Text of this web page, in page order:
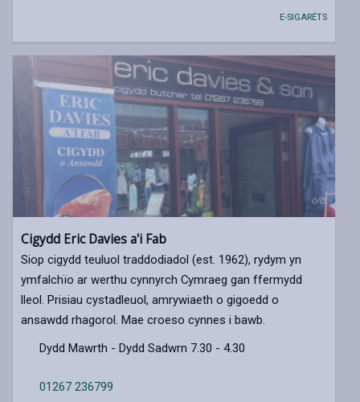
E-SIGARÉTS
Cigydd Eric Davies a'i Fab
Siop cigydd teuluol traddodiadol (est. 1962), rydym yn
ymfalchïo ar werthu cynnyrch Cymraeg gan ffermydd
lleol. Prisiau cystadleuol, amrywiaeth o gigoedd o
ansawdd rhagorol. Mae croeso cynnes i bawb.
Dydd Mawrth - Dydd Sadwrn 7.30 - 4.30
01267 236799